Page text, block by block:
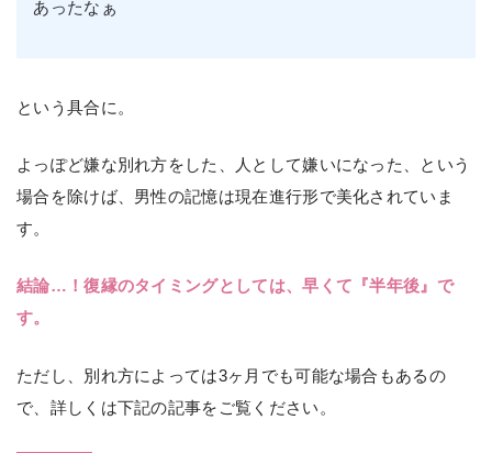
あったなぁ
という具合に。
よっぽど嫌な別れ方をした、人として嫌いになった、という
場合を除けば、男性の記憶は現在進行形で美化されていま
す。
結論…！復縁のタイミングとしては、早くて『半年後』で
す。
ただし、別れ方によっては3ヶ月でも可能な場合もあるの
で、詳しくは下記の記事をご覧ください。